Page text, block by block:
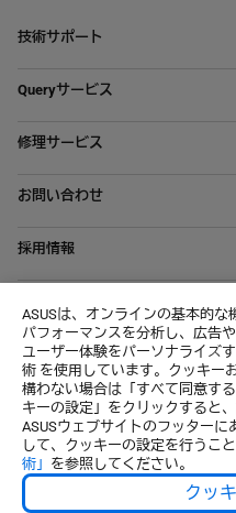
ASUSは、オンラインの基本的
パフォーマンスを分析し、広告
ユーザー体験をパーソナライズ
術 を使用しています。クッキー
構わない場合は「すべて同意す
キーの設定」をクリックすると
ASUSウェブサイトのフッター
して、クッキーの設定を行うこと
術」 を参照してください。
クッ
技術サポート
スマートフォン
マザーボード
デスクトップパソコン
Queryサービス
修理状況を確認する
修理サービス
修理・お預かり品の状況確認
修理サービスご利用注意点(免責
お問い合わせ
メールでのお問い合わせ
個人データに関する顧客のリク
About CSR for global
採用情報
Wantedly
Japan / 日本語
© ASUSTeK Computer Inc.